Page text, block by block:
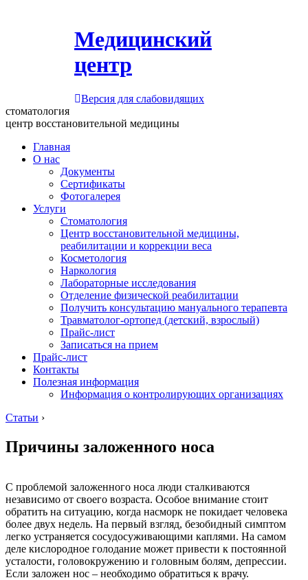
Медицинский
центр
Версия для слабовидящих
стоматология
центр восстановительной медицины
Главная
О нас
Документы
Сертификаты
Фотогалерея
Услуги
Стоматология
Центр восстановительной медицины,
реабилитации и коррекции веса
Косметология
Наркология
Лабораторные исследования
Отделение физической реабилитации
Получить консультацию мануального терапевта
Травматолог-ортопед (детский, взрослый)
Прайс-лист
Записаться на прием
Прайс-лист
Контакты
Полезная информация
Информация о контролирующих организациях
Статьи ›
Причины заложенного носа
С проблемой заложенного носа люди сталкиваются
независимо от своего возраста. Особое внимание стоит
обратить на ситуацию, когда насморк не покидает человека
более двух недель. На первый взгляд, безобидный симптом
легко устраняется сосудосуживающими каплями. На самом
деле кислородное голодание может привести к постоянной
усталости, головокружению и головным болям, депрессии.
Если заложен нос – необходимо обратиться к врачу.